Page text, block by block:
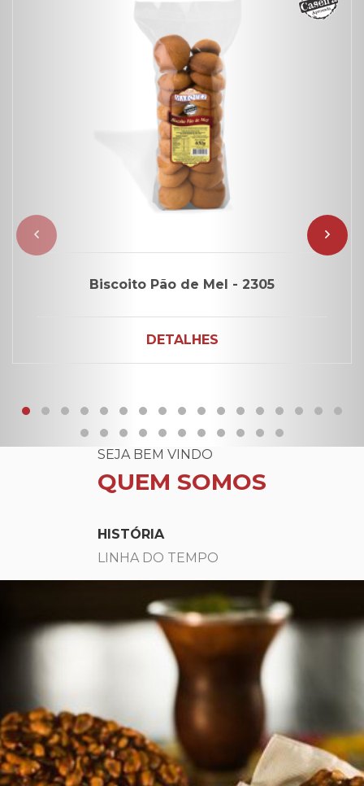
Biscoito Pão de Mel - 2305
DETALHES
SEJA BEM VINDO
QUEM SOMOS
HISTÓRIA
LINHA DO TEMPO